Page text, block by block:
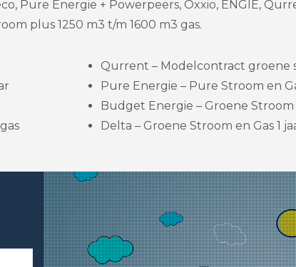
Pure Energie + Powerpeers, Oxxio, ENGIE,
plus 1250 m3 t/m 1600 m3 gas.
Qurrent – Modelcontract groene
Pure Energie – Pure Stroom en
Budget Energie – Groene Stroom
Delta – Groene Stroom en Gas 1